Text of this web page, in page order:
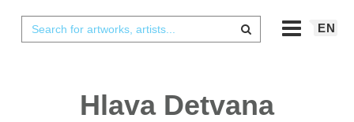
EN
Hlava Detvana